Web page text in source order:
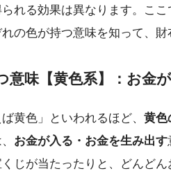
れる効果は異なります。ここ
の色が持つ意味を知って、
意味【黄色系】：お金
黄色」といわれるほど、 黄色
お金が入る・お金を生み出す
じが当たったりと、どんど